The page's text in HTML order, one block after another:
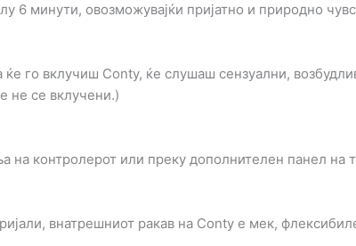
6 минути, овозможувајќи пријатно и природно
го вклучиш Conty, ќе слушаш сензуални,
не се вклучени.)
на контролерот или преку дополнителен панел на
внатрешниот ракав на Conty е мек,